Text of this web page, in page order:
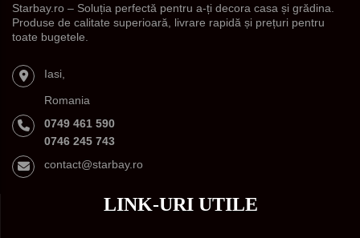
Starbay.ro – Soluția perfectă pentru a-ți decora casa și grădina.
Produse de calitate superioară, livrare rapidă și prețuri pentru
toate bugetele.
Iasi,
Romania
0749 461 590
0746 245 743
contact@starbay.ro
LINK-URI UTILE